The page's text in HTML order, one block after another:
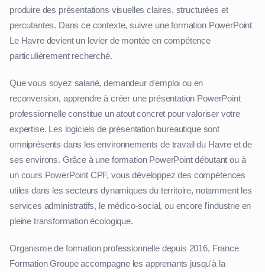
produire des présentations visuelles claires, structurées et
percutantes. Dans ce contexte, suivre une formation PowerPoint
Le Havre devient un levier de montée en compétence
particulièrement recherché.
Que vous soyez salarié, demandeur d'emploi ou en
reconversion, apprendre à créer une présentation PowerPoint
professionnelle constitue un atout concret pour valoriser votre
expertise. Les logiciels de présentation bureautique sont
omniprésents dans les environnements de travail du Havre et de
ses environs. Grâce à une formation PowerPoint débutant ou à
un cours PowerPoint CPF, vous développez des compétences
utiles dans les secteurs dynamiques du territoire, notamment les
services administratifs, le médico-social, ou encore l'industrie en
pleine transformation écologique.
Organisme de formation professionnelle depuis 2016, France
Formation Groupe accompagne les apprenants jusqu'à la